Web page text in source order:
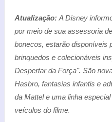
Atualização: A Disney
por meio de sua assessoria
bonecos, estarão disponíveis
brinquedos e colecionáveis
Despertar da Força". São
Hasbro, fantasias infantis e
da Mattel e uma linha
veículos do filme.